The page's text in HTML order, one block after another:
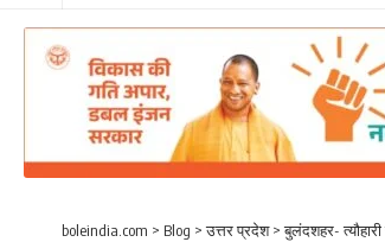
boleindia.com > Blog >उत्तर प्रदेश>बुलंदशहर-